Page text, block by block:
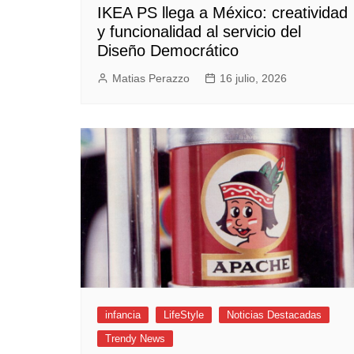
IKEA PS llega a México: creatividad
y funcionalidad al servicio del
Diseño Democrático
Matias Perazzo 16 julio, 2026
infancia LifeStyle
Noticias Destacadas
Trendy News